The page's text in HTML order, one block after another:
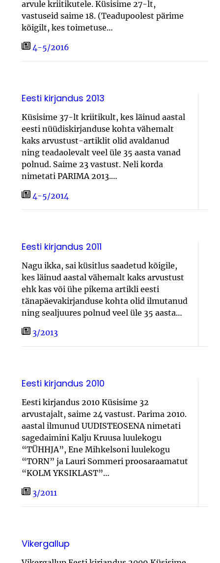
arvule kriitikutele. Küsisime 27-lt,
vastuseid saime 18. (Teadupoolest pärime
kõigilt, kes toimetuse…
4-5/2016
Eesti kirjandus 2013
Küsisime 37-lt kriitikult, kes läinud aastal
eesti nüüdiskirjanduse kohta vähemalt
kaks arvustust-artiklit olid avaldanud
ning teadaolevalt veel üle 35 aasta vanad
polnud. Saime 23 vastust. Neli korda
nimetati PARIMA 2013.…
4-5/2014
Eesti kirjandus 2011
Nagu ikka, sai küsitlus saadetud kõigile,
kes läinud aastal vähemalt kaks arvustust
ehk kas või ühe pikema artikli eesti
tänapäevakirjanduse kohta olid ilmutanud
ning sealjuures polnud veel üle 35 aasta…
3/2013
Eesti kirjandus 2010
Eesti kirjandus 2010 Küsisime 32
arvustajalt, saime 24 vastust. Parima 2010.
aastal ilmunud UUDISTEOSENA nimetati
sagedaimini Kalju Kruusa luulekogu
“TÜHHJA”, Ene Mihkelsoni luulekogu
“TORN” ja Lauri Sommeri proosaraamatut
“KOLM YKSIKLAST”…
3/2011
Vikergallup